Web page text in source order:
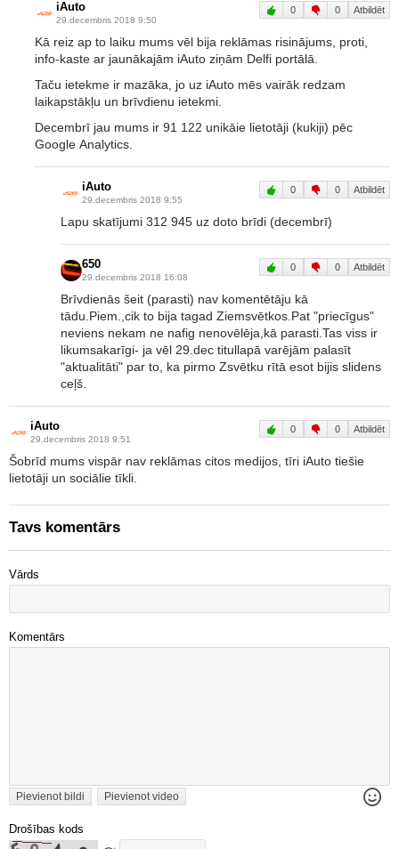
iAuto
29.decembris 2018 9:50
0 0 Atbildēt
Kā reiz ap to laiku mums vēl bija reklāmas risinājums, proti,
info-kaste ar jaunākajām iAuto ziņām Delfi portālā.
Taču ietekme ir mazāka, jo uz iAuto mēs vairāk redzam
laikapstākļu un brīvdienu ietekmi.
Decembrī jau mums ir 91 122 unikāie lietotāji (kukiji) pēc
Google Analytics.
iAuto
29.decembris 2018 9:55
0 0 Atbildēt
Lapu skatījumi 312 945 uz doto brīdi (decembrī)
650
29.decembris 2018 16:08
0 0 Atbildēt
Brīvdienās šeit (parasti) nav komentētāju kā
tādu.Piem.,cik to bija tagad Ziemsvētkos.Pat "priecīgus"
neviens nekam ne nafig nenovēlēja,kā parasti.Tas viss ir
likumsakarīgi- ja vēl 29.dec titullapā varējām palasīt
"aktualitāti" par to, ka pirmo Zsvētku rītā esot bijis slidens
ceļš.
iAuto
29.decembris 2018 9:51
0 0 Atbildēt
Šobrīd mums vispār nav reklāmas citos medijos, tīri iAuto tiešie
lietotāji un sociālie tīkli.
Tavs komentārs
Vārds
Komentārs
Pievienot bildi Pievienot video
Drošības kods